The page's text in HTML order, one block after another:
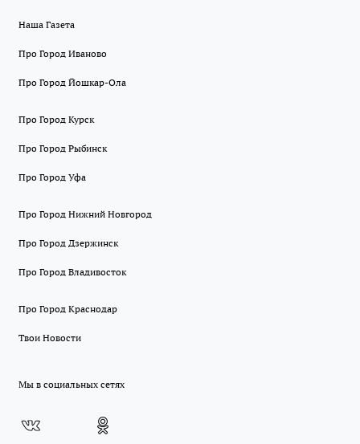
Наша Газета
Про Город Иваново
Про Город Йошкар-Ола
Про Город Курск
Про Город Рыбинск
Про Город Уфа
Про Город Нижний Новгород
Про Город Дзержинск
Про Город Владивосток
Про Город Краснодар
Твои Новости
Мы в социальных сетях